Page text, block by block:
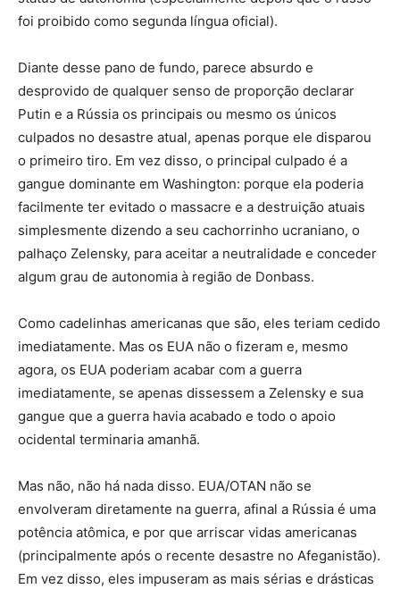
foi proibido como segunda língua oficial).
Diante desse pano de fundo, parece absurdo e
desprovido de qualquer senso de proporção declarar
Putin e a Rússia os principais ou mesmo os únicos
culpados no desastre atual, apenas porque ele disparou
o primeiro tiro. Em vez disso, o principal culpado é a
gangue dominante em Washington: porque ela poderia
facilmente ter evitado o massacre e a destruição atuais
simplesmente dizendo a seu cachorrinho ucraniano, o
palhaço Zelensky, para aceitar a neutralidade e conceder
algum grau de autonomia à região de Donbass.
Como cadelinhas americanas que são, eles teriam cedido
imediatamente. Mas os EUA não o fizeram e, mesmo
agora, os EUA poderiam acabar com a guerra
imediatamente, se apenas dissessem a Zelensky e sua
gangue que a guerra havia acabado e todo o apoio
ocidental terminaria amanhã.
Mas não, não há nada disso. EUA/OTAN não se
envolveram diretamente na guerra, afinal a Rússia é uma
potência atômica, e por que arriscar vidas americanas
(principalmente após o recente desastre no Afeganistão).
Em vez disso, eles impuseram as mais sérias e drásticas